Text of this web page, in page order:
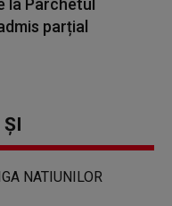
la Parchetul
parțial
ȘI